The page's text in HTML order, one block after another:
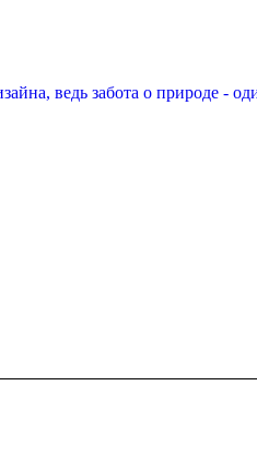
ведь забота о природе -